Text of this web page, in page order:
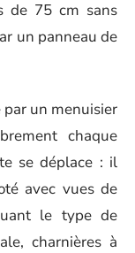
de 75 cm sans
un panneau de
un menuisier
chaque
se déplace : il
avec vues de
le type de
charnières à